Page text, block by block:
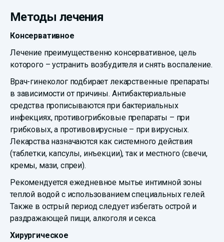
Методы лечения
Консервативное
Лечение преимущественно консервативное, цель
которого – устранить возбудителя и снять воспаление.
Врач-гинеколог подбирает лекарственные препараты
в зависимости от причины. Антибактериальные
средства прописываются при бактериальных
инфекциях, противогрибковые препараты – при
грибковых, а противовирусные – при вирусных.
Лекарства назначаются как системного действия
(таблетки, капсулы, инъекции), так и местного (свечи,
кремы, мази, спреи).
Рекомендуется ежедневное мытье интимной зоны
теплой водой с использованием специальных гелей.
Также в острый период следует избегать острой и
раздражающей пищи, алкоголя и секса.
Хирургическое